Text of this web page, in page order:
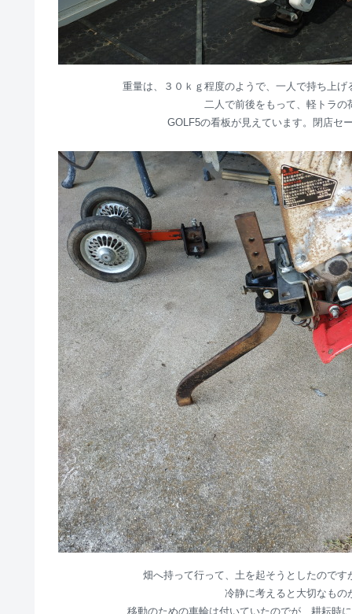
重量は、３０ｋｇ程度のようで、一人で持ち上
二人で前後をもって、軽トラ
GOLF5の看板が見えています。閉店セ
畑へ持って行って、土を起そうとしたので
冷静に考えると大切なもの
移動のための車輪は付いていたのでが、耕耘時